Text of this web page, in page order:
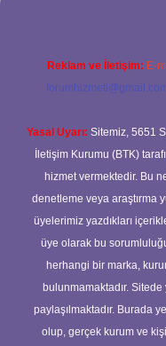
Reklam ve İletişim: E-
Yasal Uyarı: Sitemiz, 5651
İletişim Kurumu (BTK)
hizmet vermektedir. Bu
denetleme veya araştırma
üyelerimiz yazdıkları
üye olarak bu
herhangi bir marka,
bulunmamaktadır. Sitede
paylaşılmaktadır. Burada
olup, gerçek kurum ve